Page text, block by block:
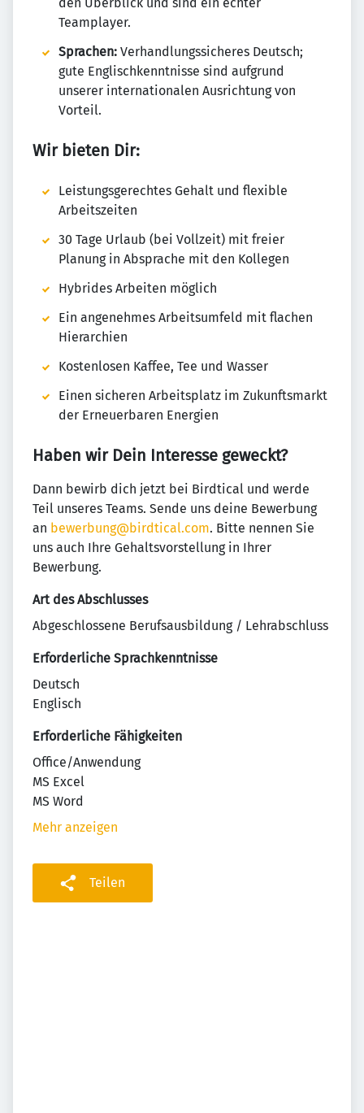
Teamplayer.
Sprachen: Verhandlungssicheres Deutsch;
gute Englischkenntnisse sind aufgrund
unserer internationalen Ausrichtung von
Vorteil.
Wir bieten Dir:
Leistungsgerechtes Gehalt und flexible
Arbeitszeiten
30 Tage Urlaub (bei Vollzeit) mit freier
Planung in Absprache mit den Kollegen
Hybrides Arbeiten möglich
Ein angenehmes Arbeitsumfeld mit flachen
Hierarchien
Kostenlosen Kaffee, Tee und Wasser
Einen sicheren Arbeitsplatz im Zukunftsmarkt
der Erneuerbaren Energien
Haben wir Dein Interesse geweckt?
Dann bewirb dich jetzt bei Birdtical und werde
Teil unseres Teams. Sende uns deine Bewerbung
an bewerbung@birdtical.com. Bitte nennen Sie
uns auch Ihre Gehaltsvorstellung in Ihrer
Bewerbung.
Art des Abschlusses
Abgeschlossene Berufsausbildung / Lehrabschluss
Erforderliche Sprachkenntnisse
Deutsch
Englisch
Erforderliche Fähigkeiten
Office/Anwendung
MS Excel
MS Word
Mehr anzeigen
Teilen